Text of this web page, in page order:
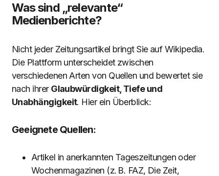
Was sind „relevante“
Medienberichte?
Nicht jeder Zeitungsartikel bringt Sie auf Wikipedia.
Die Plattform unterscheidet zwischen
verschiedenen Arten von Quellen und bewertet sie
nach ihrer Glaubwürdigkeit, Tiefe und
Unabhängigkeit. Hier ein Überblick:
Geeignete Quellen:
Artikel in anerkannten Tageszeitungen oder
Wochenmagazinen (z. B. FAZ, Die Zeit,